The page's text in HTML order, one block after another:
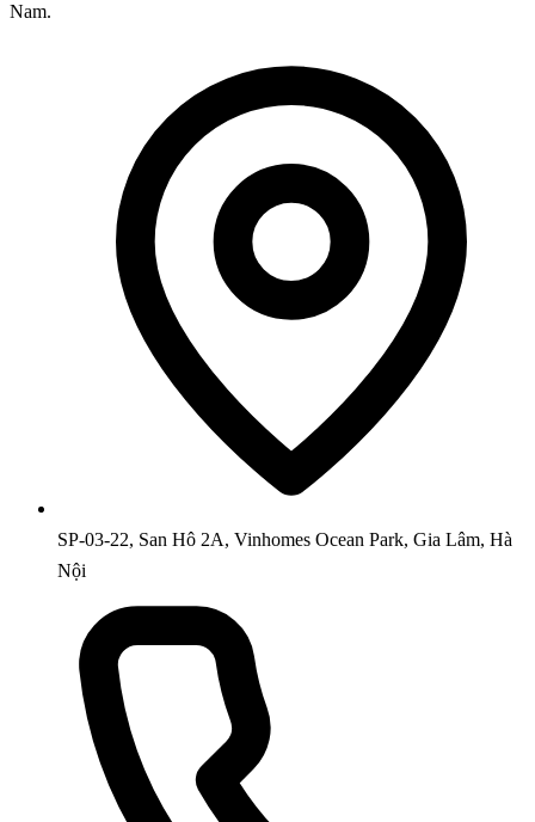
Nam.
SP-03-22, San Hô 2A, Vinhomes Ocean Park, Gia Lâm, Hà
Nội